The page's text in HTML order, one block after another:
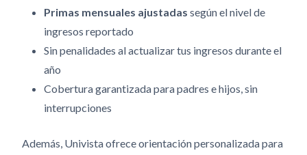
Primas mensuales ajustadas según el nivel de
ingresos reportado
Sin penalidades al actualizar tus ingresos durante el
año
Cobertura garantizada para padres e hijos, sin
interrupciones
Además, Univista ofrece orientación personalizada para